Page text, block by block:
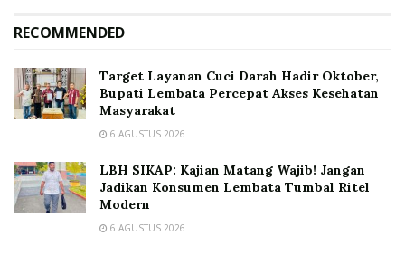
RECOMMENDED
Target Layanan Cuci Darah Hadir Oktober,
Bupati Lembata Percepat Akses Kesehatan
Masyarakat
6 AGUSTUS 2026
LBH SIKAP: Kajian Matang Wajib! Jangan
Jadikan Konsumen Lembata Tumbal Ritel
Modern
6 AGUSTUS 2026